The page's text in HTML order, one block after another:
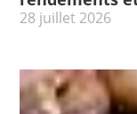
28 juillet 2026